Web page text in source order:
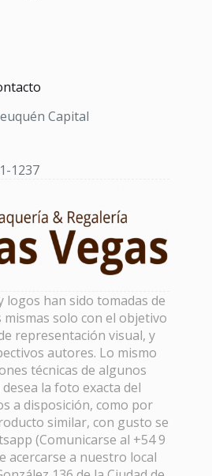
Capital
1237
logos han sido tomadas de
solo con el objetivo
representación visual, y
autores. Lo mismo
técnicas de algunos
la foto exacta del
a disposición, como por
similar, con gusto se
(Comunicarse al +54 9
acercarse a nuestro local